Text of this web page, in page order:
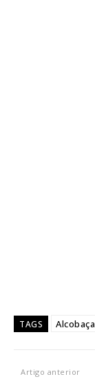
TAGS Alcobaça
Artigo anterior